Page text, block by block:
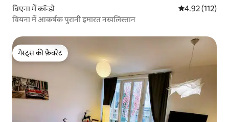
विएना में कॉन्डो औसत रेटिंग 5 में से
4.92 (112)
वियना में आकर्षक पुरानी इमारत नखलिस्तान
गेस्ट्स की फ़ेवरेट
गेस्ट्स की फ़ेवरेट